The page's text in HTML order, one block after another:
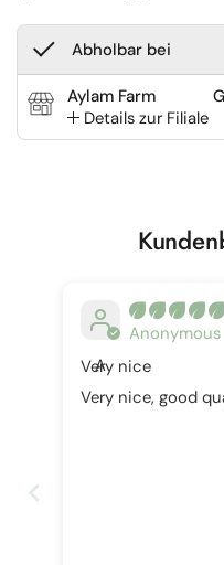
Abholbar bei
Aylam Farm
Details zur Filiale
A
Anonymous
Very nice
Very nice, good